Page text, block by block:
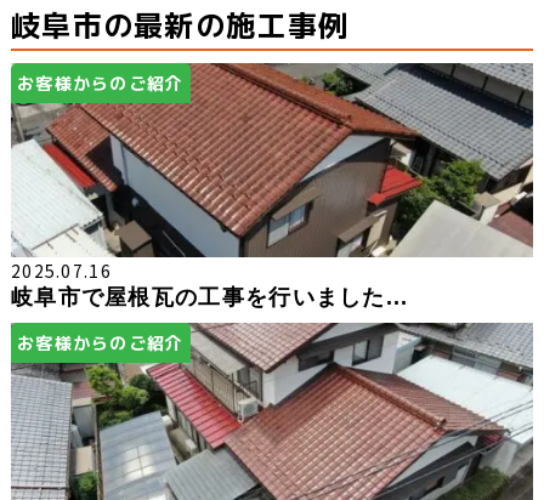
岐阜市の最新の施工事例
お客様からのご紹介
2025.07.16
岐阜市で屋根瓦の工事を行いました...
お客様からのご紹介